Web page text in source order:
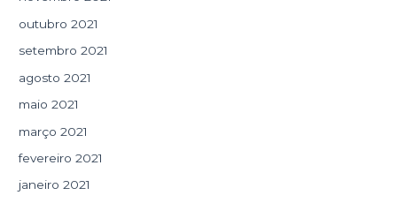
outubro 2021
setembro 2021
agosto 2021
maio 2021
março 2021
fevereiro 2021
janeiro 2021